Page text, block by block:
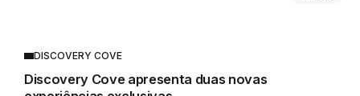
DISCOVERY COVE
Discovery Cove apresenta duas novas